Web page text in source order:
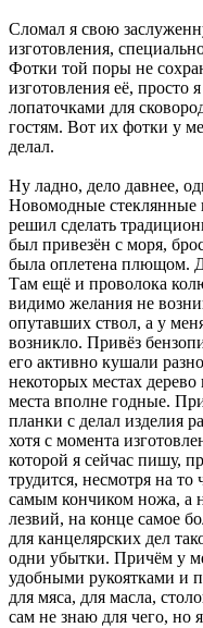
Сломал я свою
изготовления,
Фотки той поры не
изготовления её, просто
лопаточками для
гостям. Вот их фотки у
делал.
Ну ладно, дело давнее,
Новомодные стеклянные
решил сделать
был привезён с моря,
была оплетена плющом.
Там ещё и проволока
видимо желания не
опутавших ствол, а у
возникло. Привёз
его активно кушали
некоторых местах
места вполне годные.
планки с делал изделия
хотя с момента
которой я сейчас пишу,
трудится, несмотря на
самым кончиком ножа, а
лезвий, на конце самое
для канцелярских дел
одни убытки. Причём у
удобными рукоятками и
для мяса, для масла,
сам не знаю для чего, но